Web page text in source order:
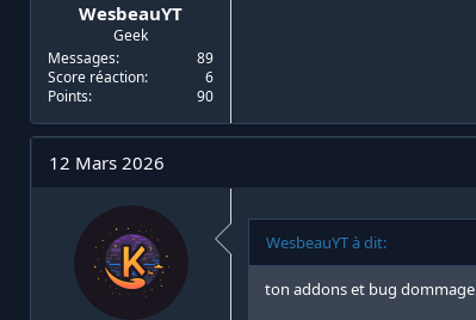
WesbeauYT
Geek
Messages
89
Score réaction
6
Points
90
12 Mars 2026
WesbeauYT à dit:
ton addons et bug dommage